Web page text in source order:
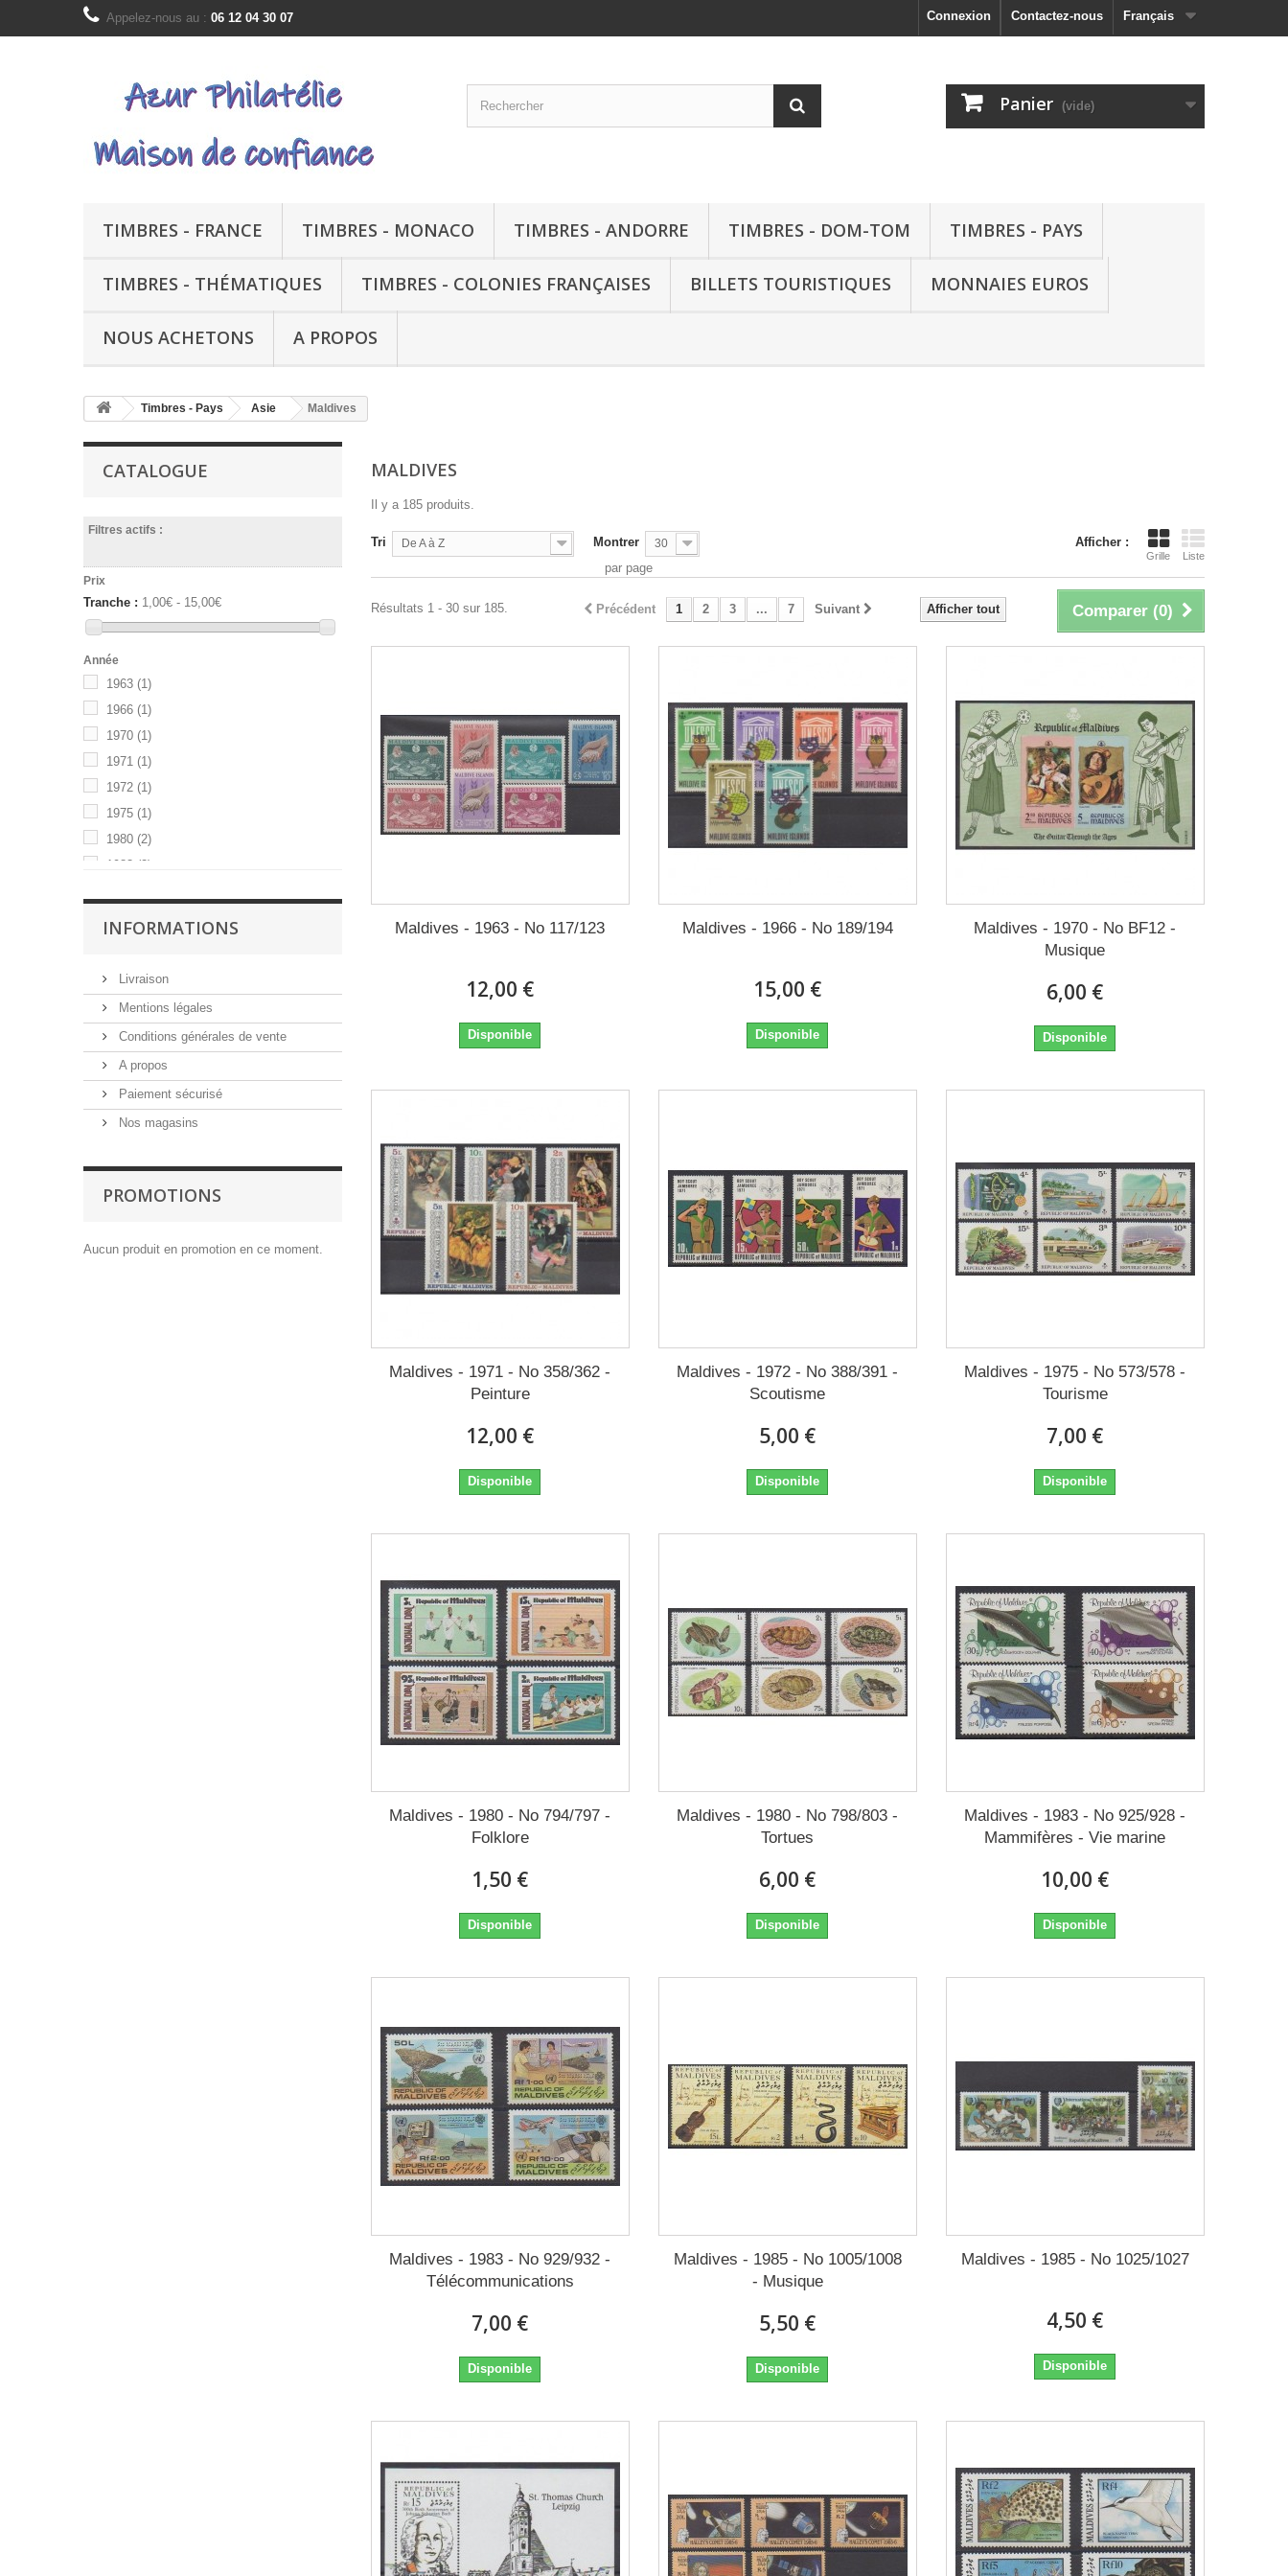
Français
Contactez-nous
Appelez-nous au : 06 12 04 30 07 Connexion
Panier (vide)
TIMBRES - FRANCE TIMBRES - MONACO TIMBRES - ANDORRE TIMBRES - DOM-TOM TIMBRES - PAYS
TIMBRES - THÉMATIQUES TIMBRES - COLONIES FRANÇAISES BILLETS TOURISTIQUES MONNAIES EUROS
NOUS ACHETONS A PROPOS
Timbres - Pays Asie Maldives
CATALOGUE
Filtres actifs :
Prix
Tranche : 1,00€ - 15,00€
Année
1963 (1)
1966 (1)
1970 (1)
1971 (1)
1972 (1)
1975 (1)
1980 (2)
1983 (2)
1990(1)
1991(2)
1993(4)
1994(3)
1995(6)
1997(1)
1998(2)
2000(2)
INFORMATIONS
Livraison
Mentions légales
Conditions générales de vente
A propos
Paiement sécurisé
Nos magasins
PROMOTIONS
Aucun produit en promotion en ce moment.
MALDIVES
Il y a 185 produits.
Afficher :
Grille Liste
Tri De A à Z Montrer 30
par page
Comparer (0)
Afficher tout
Précédent 1 2 3 ... 7 Suivant
Résultats 1 - 30 sur 185.
Maldives - 1963 - No 117/123
12,00 €
Disponible
Maldives - 1966 - No 189/194
15,00 €
Disponible
Maldives - 1970 - No BF12 -
Musique
6,00 €
Disponible
Maldives - 1971 - No 358/362 -
Peinture
12,00 €
Disponible
Maldives - 1972 - No 388/391 -
Scoutisme
5,00 €
Disponible
Maldives - 1975 - No 573/578 -
Tourisme
7,00 €
Disponible
Maldives - 1980 - No 794/797 -
Folklore
1,50 €
Disponible
Maldives - 1980 - No 798/803 -
Tortues
6,00 €
Disponible
Maldives - 1983 - No 925/928 -
Mammifères - Vie marine
10,00 €
Disponible
Maldives - 1983 - No 929/932 -
Télécommunications
7,00 €
Disponible
Maldives - 1985 - No 1005/1008
- Musique
5,50 €
Disponible
Maldives - 1985 - No 1025/1027
4,50 €
Disponible